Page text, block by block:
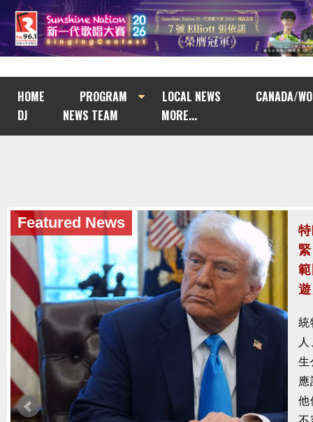
HOME PROGRAM LOCAL NEWS
CANADA/
DJ
NEWS TEAM MORE...
Featured News
槍
示
者